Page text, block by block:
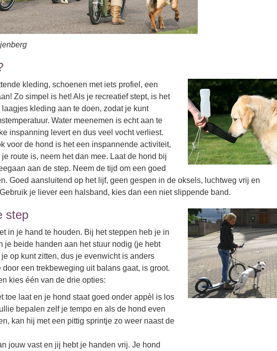
kleding, schoenen met iets profiel, een
Zo simpel is het! Als je recreatief stept, is het
kleding aan te doen, zodat je kunt
Water meenemen is echt aan te
inspanning levert en dus veel vocht verliest.
voor de hond is het een inspannende activiteit,
route is, neem het dan mee. Laat de hond bij
aan de step. Neem de tijd om een goed
Goed aansluitend op het lijf, geen gespen in de oksels, luchtweg vrij en
je liever een halsband, kies dan een niet slippende band.
step
in je hand te houden. Bij het steppen heb je in
je beide handen aan het stuur nodig (je hebt
op kunt zitten, dus je evenwicht is anders
een trekbeweging uit balans gaat, is groot.
kies één van de drie opties:
toe laat en je hond staat goed onder appèl is los
bepalen zelf je tempo en als de hond even
kan hij met een pittig sprintje zo weer naast de
jouw vast en jij hebt je handen vrij. Je hond